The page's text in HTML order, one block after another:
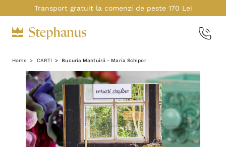
Transport gratuit la comenzi de peste 170 Lei
Home CARTI Bucuria Mantuirii - Maria Schipor